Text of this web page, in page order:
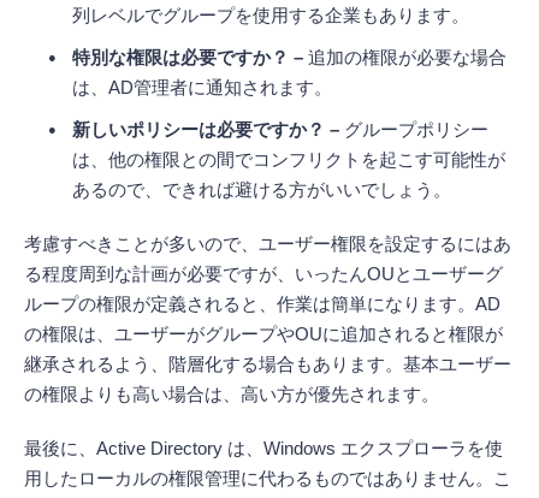
列レベルでグループを使用する企業もあります。
特別な権限は必要ですか？ – 追加の権限が必要な場合
は、AD管理者に通知されます。
新しいポリシーは必要ですか？ – グループポリシー
は、他の権限との間でコンフリクトを起こす可能性が
あるので、できれば避ける方がいいでしょう。
考慮すべきことが多いので、ユーザー権限を設定するにはあ
る程度周到な計画が必要ですが、いったんOUとユーザーグ
ループの権限が定義されると、作業は簡単になります。AD
の権限は、ユーザーがグループやOUに追加されると権限が
継承されるよう、階層化する場合もあります。基本ユーザー
の権限よりも高い場合は、高い方が優先されます。
最後に、Active Directory は、Windows エクスプローラを使
用したローカルの権限管理に代わるものではありません。こ